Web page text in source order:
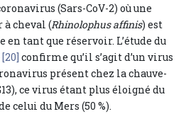
(Sars-CoV-2) où une
à cheval (Rhinolophus affinis) est
tant que réservoir. L’étude du
[20] confirme qu’il s’agit d’un virus
présent chez la chauve-
ce virus étant plus éloigné du
celui du Mers (50 %).